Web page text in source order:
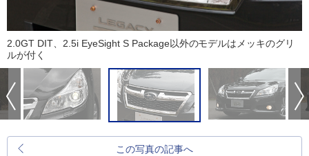
2.0GT DIT、2.5i EyeSight S Package以外のモデルはメッキのグリ
ルが付く
この写真の記事へ